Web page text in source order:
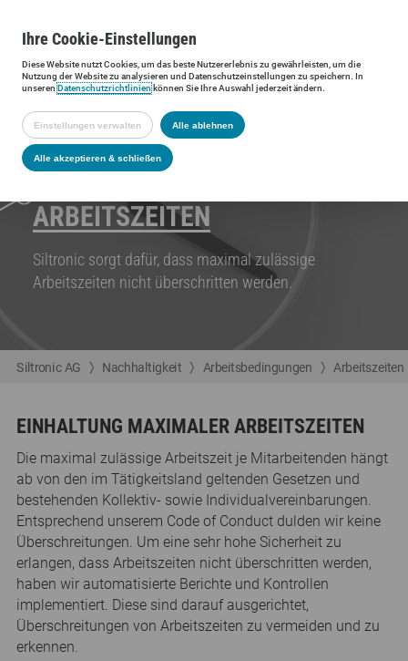
ARBEITSZEITEN
Siltronic sorgt dafür, dass maximal zulässige
Arbeitszeiten nicht überschritten werden.
Siltronic AG Nachhaltigkeit Arbeitsbedingungen Arbeitszeiten
EINHALTUNG MAXIMALER ARBEITSZEITEN
Die maximal zulässige Arbeitszeit je Mitarbeitenden hängt
ab von den im Tätigkeitsland geltenden Gesetzen und
bestehenden Kollektiv- sowie Individualvereinbarungen.
Entsprechend unserem Code of Conduct dulden wir keine
Überschreitungen. Um eine sehr hohe Sicherheit zu
erlangen, dass Arbeitszeiten nicht überschritten werden,
haben wir automatisierte Berichte und Kontrollen
implementiert. Diese sind darauf ausgerichtet,
Überschreitungen von Arbeitszeiten zu vermeiden und zu
erkennen.
IhreCookie-Einstellungen
DieseWebsitenutzt Cookies, um das beste Nutzererlebnis zu gewährleisten, um die
Nutzung derWebsitezu analysieren und Datenschutzeinstellungen zu speichern. In
unserenDatenschutzrichtlinienkönnen Sie Ihre Auswahl jederzeit ändern.
Einstellungen verwalten Alle ablehnen
Alle akzeptieren & schließen